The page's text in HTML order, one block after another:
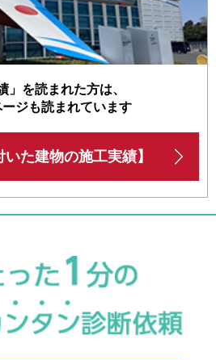
」を読まれた方は、
ジも読まれています
いた建物の施工実績】